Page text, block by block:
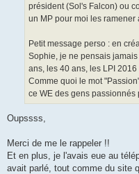
président (Sol's Falcon) ou
un MP pour moi les ramener
Petit message perso : en
Sophie, je ne pensais
ans, les 40 ans, les LPI
Comme quoi le mot
ce WE des gens passionnés
Oupssss,
Merci de me le rappeler !!
Et en plus, je l'avais eue au
avait parlé, tout comme du site